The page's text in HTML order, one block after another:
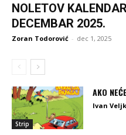
NOLETOV
DECEMBAR 2025.
Zoran Todorović - dec 1, 2025
Strip
AKO
Ivan